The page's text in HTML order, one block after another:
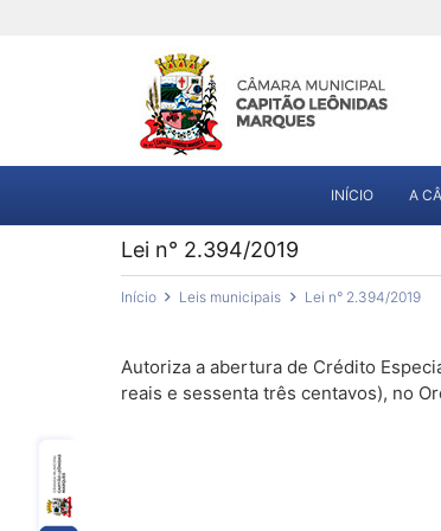
INÍCIO A
Lei n° 2.394/2019
Início Leis municipais Lei n° 2.394/2019
Autoriza a abertura de Crédito
reais e sessenta três centavos), no